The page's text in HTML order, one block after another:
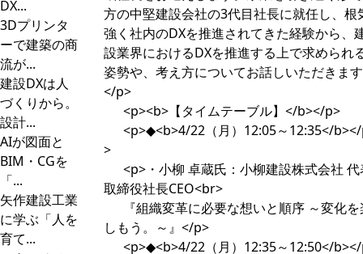
DX...
3Dプリンタ
ーで建築の商
流が...
建設DXは人
づくりから。
設計...
AIが図面と
BIM・CGを
「...
矢作建設工業
に学ぶ「人を
育て...
方の中堅建設会社の3代目社長に就任し、根
強く社内のDXを推進されてきた経験から、
設業界におけるDXを推進する上で求められ
姿勢や、考え方についてお話しいただきま
</p>
<p><b>【タイムテーブル】</b></p>
<p>◆<b>4/22（月）12:05～12:35</
>
<p>・小柳 卓蔵氏：小柳建設株式会社 代
取締役社長CEO<br>
『組織変革に必要な想いと順序 ～変化を
しもう。～』</p>
<p>◆<b>4/22（月）12:35～12:50</